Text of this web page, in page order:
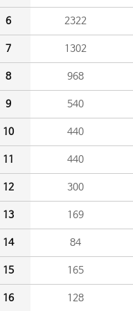
6 2322
7 1302
8 968
9 540
10 440
11 440
12 300
13 169
14 84
15 165
16 128